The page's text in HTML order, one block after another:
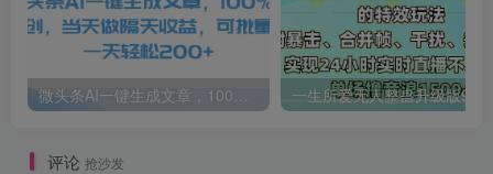
评论 抢沙发